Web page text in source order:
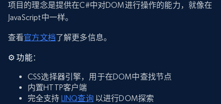
项目的理念是提供在C#中对DOM进行操作的能力，就像在
JavaScript中一样。
查看官方文档了解更多信息。
⚙️ 功能：
CSS选择器引擎，用于在DOM中查找节点
内置HTTP客户端
完全支持 LINQ查询 以进行DOM探索